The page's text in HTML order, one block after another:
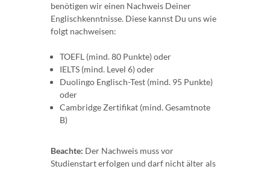
benötigen wir einen Nachweis Deiner
Englischkenntnisse. Diese kannst Du uns wie
folgt nachweisen:
TOEFL (mind. 80 Punkte) oder
IELTS (mind. Level 6) oder
Duolingo Englisch-Test (mind. 95 Punkte)
oder
Cambridge Zertifikat (mind. Gesamtnote
B)
Beachte: Der Nachweis muss vor
Studienstart erfolgen und darf nicht älter als